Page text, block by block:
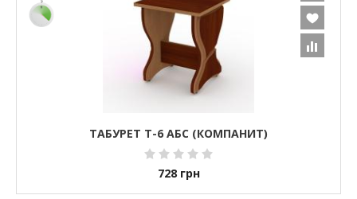
ТАБУРЕТ Т-6 АБС (КОМПАНИТ)
728 грн